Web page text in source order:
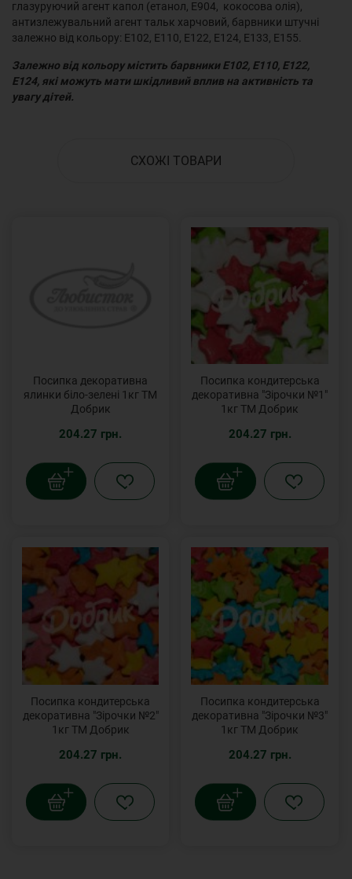
глазуруючий агент капол (етанол, Е904, кокосова олія),
антизлежувальний агент тальк харчовий, барвники штучні
залежно від кольору: Е102, Е110, Е122, Е124, Е133, Е155.
Залежно від кольору містить барвники Е102, Е110, Е122,
Е124, які можуть мати шкідливий вплив на активність та
увагу дітей.
СХОЖІ ТОВАРИ
Посипка декоративна
ялинки біло-зелені 1кг ТМ
Добрик
204.27 грн.
Посипка кондитерська
декоративна "Зірочки №1"
1кг ТМ Добрик
204.27 грн.
Посипка кондитерська
декоративна "Зірочки №2"
1кг ТМ Добрик
204.27 грн.
Посипка кондитерська
декоративна "Зірочки №3"
1кг ТМ Добрик
204.27 грн.